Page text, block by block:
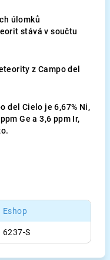
úlomků
stává v součtu
z Campo del
del Cielo je 6,67% Ni,
Ge a 3,6 ppm Ir,
Eshop
6237-S